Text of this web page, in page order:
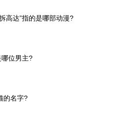
高达”指的是哪部动漫?
哪位男主?
的名字?